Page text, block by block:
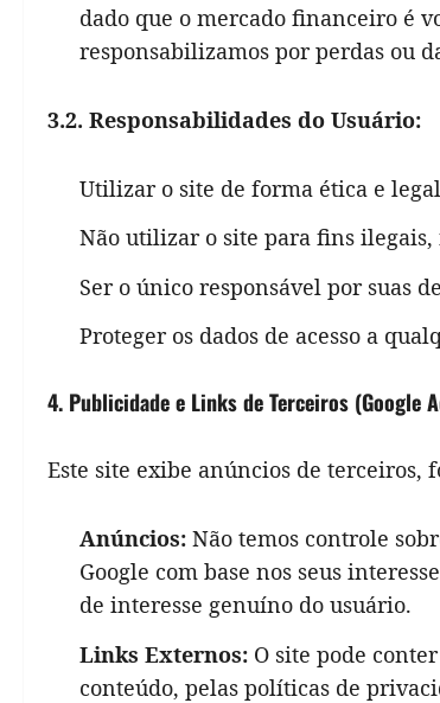
dado que o mercado financeiro é
responsabilizamos por perdas ou
3.2. Responsabilidades do Usuário:
Utilizar o site de forma ética e
Não utilizar o site para fins
Ser o único responsável por suas
Proteger os dados de acesso a
4. Publicidade e Links de Terceiros (Google
Este site exibe anúncios de terceiros,
Anúncios: Não temos controle
Google com base nos seus
de interesse genuíno do usuário.
Links Externos: O site pode
conteúdo, pelas políticas de